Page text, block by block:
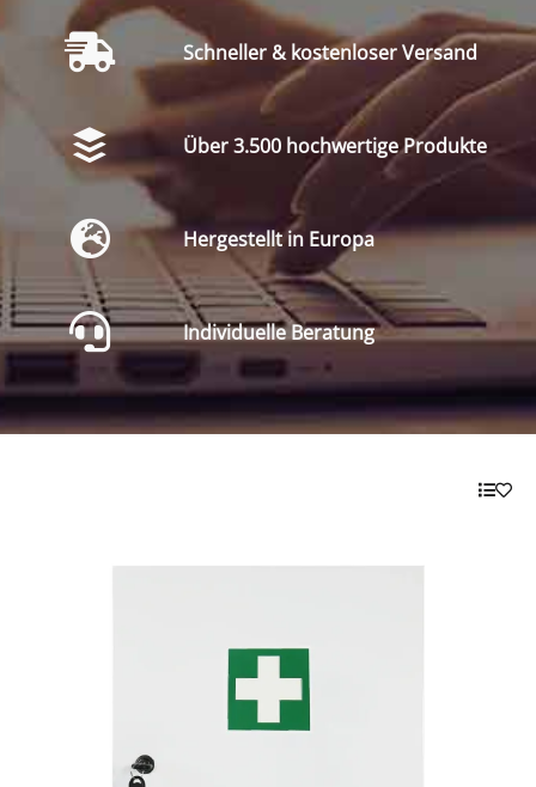
Schneller & kostenloser Versand
Über 3.500 hochwertige Produkte
Hergestellt in Europa
Individuelle Beratung